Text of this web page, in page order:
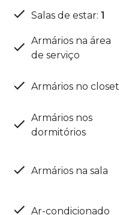
Salas de estar: 1
Armários na área
de serviço
Armários no closet
Armários nos
dormitórios
Armários na sala
Ar-condicionado